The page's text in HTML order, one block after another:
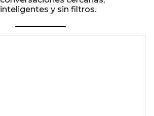
inteligentes y sin filtros.